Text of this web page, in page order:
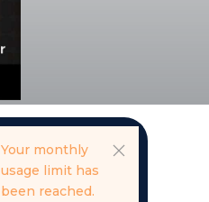
Your monthly
usage limit has
been reached.